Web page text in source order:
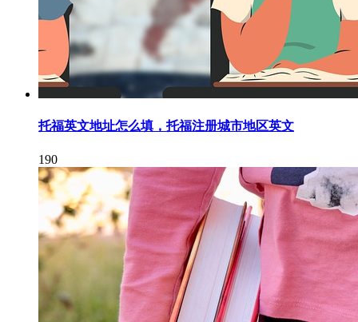
托福英文地址怎么填，托福注册城市地区英文
190